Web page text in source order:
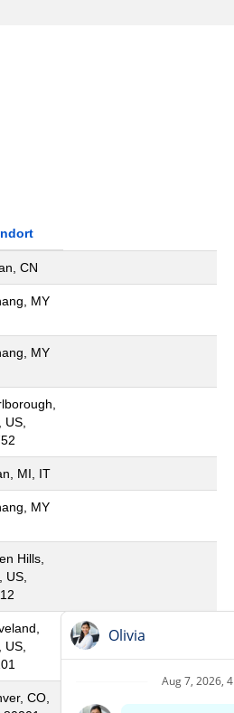
CN
MY
MY
US,
MI, IT
MY
Hills,
US,
US,
CO,